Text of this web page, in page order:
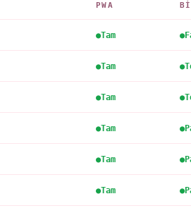
PWA
Tam
Tam
Tam
Tam
Tam
Tam